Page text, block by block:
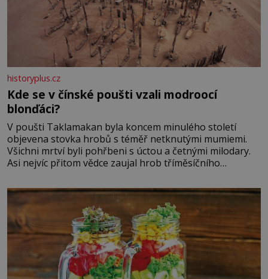
historyplus.cz
Kde se v čínské poušti vzali modroocí
blonďáci?
V poušti Taklamakan byla koncem minulého století
objevena stovka hrobů s téměř netknutými mumiemi.
Všichni mrtví byli pohřbeni s úctou a četnými milodary.
Asi nejvíc přitom vědce zaujal hrob tříměsíčního
blonďaté vlásky. Fakt, že jsou těla dávných lidí nesmírně
dobře zachovalá, přičítají odborníci zdejším klimatickým
podmínkám. Sucho, prosolené písky a extrémně